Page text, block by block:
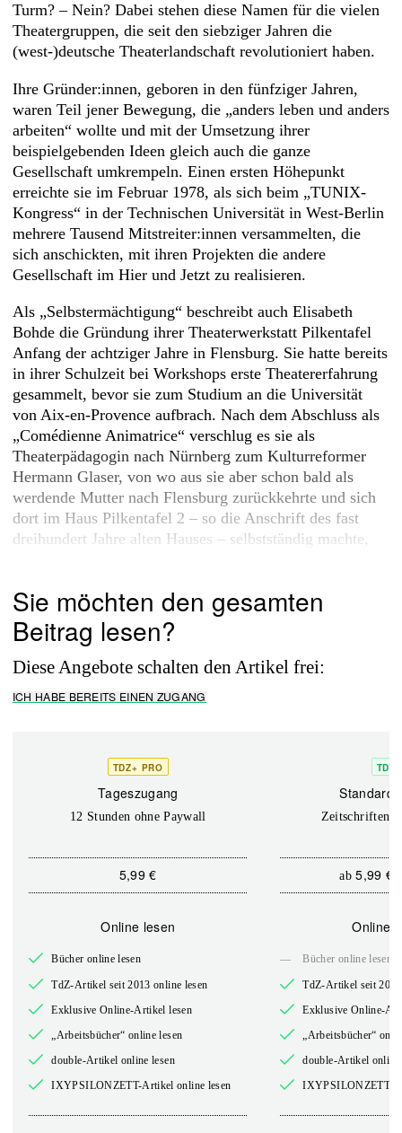
Turm? – Nein? Dabei stehen diese Namen für die vielen
Theatergruppen, die seit den siebziger Jahren die
(west-)deutsche Theaterlandschaft revolutioniert haben.
Ihre Gründer:innen, geboren in den fünfziger Jahren,
waren Teil jener Bewegung, die „anders leben und anders
arbeiten“ wollte und mit der Umsetzung ihrer
beispielgebenden Ideen gleich auch die ganze
Gesellschaft umkrempeln. Einen ersten Höhepunkt
erreichte sie im Februar 1978, als sich beim „TUNIX-
Kongress“ in der Technischen Universität in West-Berlin
mehrere Tausend Mitstreiter:innen versammelten, die
sich anschickten, mit ihren Projekten die andere
Gesellschaft im Hier und Jetzt zu realisieren.
Als „Selbstermächtigung“ beschreibt auch Elisabeth
Bohde die Gründung ihrer Theaterwerkstatt Pilkentafel
Anfang der achtziger Jahre in Flensburg. Sie hatte bereits
in ihrer Schulzeit bei Workshops erste Theatererfahrung
gesammelt, bevor sie zum Studium an die Universität
von Aix-en-Provence aufbrach. Nach dem Abschluss als
„Comédienne Animatrice“ verschlug es sie als
Theaterpädagogin nach Nürnberg zum Kulturreformer
Hermann Glaser, von wo aus sie aber schon bald als
werdende Mutter nach Flensburg zurückkehrte und sich
dort im Haus Pilkentafel 2 – so die Anschrift des fast
dreihundert Jahre alten Hauses – selbstständig machte,
Sie möchten den gesamten
Beitrag lesen?
Diese Angebote schalten den Artikel frei:
ICH HABE BEREITS EINEN ZUGANG
TDZ+ PRO
Tageszugang
12 Stunden ohne Paywall
5,99 €
Online lesen
Bücher online lesen
TdZ-Artikel seit 2013 online lesen
Exklusive Online-Artikel lesen
„Arbeitsbücher“ online lesen
double-Artikel online lesen
IXYPSILONZETT-Artikel online lesen
TDZ+
Standard
Zeitschriften
ab 5,99 €
Online
— Bücher online lesen
TdZ-Artikel seit
Exklusive Online-
„Arbeitsbücher“
double-Artikel online
IXYPSILONZETT-